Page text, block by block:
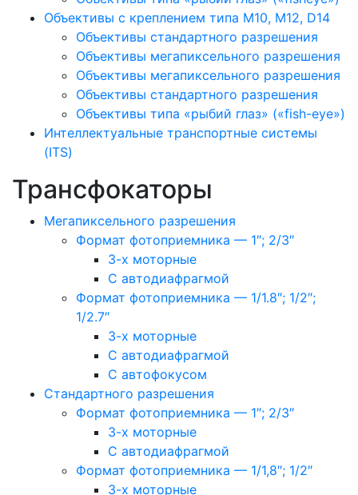
Объективы с креплением типа M10, M12, D14
Объективы стандартного разрешения
Объективы мегапиксельного разрешения
Объективы мегапиксельного разрешения
Объективы стандартного разрешения
Объективы типа «рыбий глаз» («fish-eye»)
Интеллектуальные транспортные системы
(ITS)
Трансфокаторы
Мегапиксельного разрешения
Формат фотоприемника — 1″; 2/3″
3-х моторные
С автодиафрагмой
Формат фотоприемника — 1/1.8″; 1/2″;
1/2.7″
3-х моторные
С автодиафрагмой
С автофокусом
Стандартного разрешения
Формат фотоприемника — 1″; 2/3″
3-х моторные
С автодиафрагмой
Формат фотоприемника — 1/1,8″; 1/2″
3-х моторные